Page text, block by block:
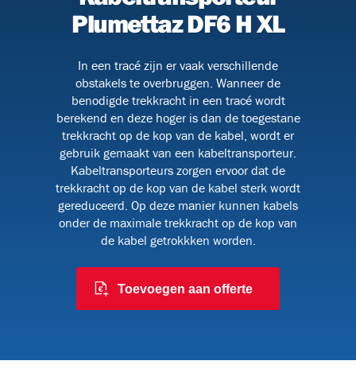
Plumettaz DF6 H XL
In een tracé zijn er vaak verschillende
obstakels te overbruggen. Wanneer de
benodigde trekkracht in een tracé wordt
berekend en deze hoger is dan de toegestane
trekkracht op de kop van de kabel, wordt er
gebruik gemaakt van een kabeltransporteur.
Kabeltransporteurs zorgen ervoor dat de
trekkracht op de kop van de kabel sterk wordt
gereduceerd. Op deze manier kunnen kabels
onder de maximale trekkracht op de kop van
de kabel getrokkken worden.
Toevoegen aan offerte